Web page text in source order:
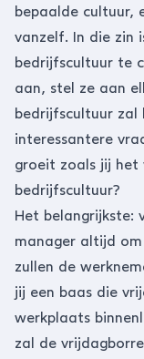
bepaalde cultuur,
vanzelf. In die zin
bedrijfscultuur te
aan, stel ze aan
bedrijfscultuur zal
interessantere
groeit zoals jij het
bedrijfscultuur?
Het belangrijkste:
manager altijd
zullen de
jij een baas die
werkplaats
zal de